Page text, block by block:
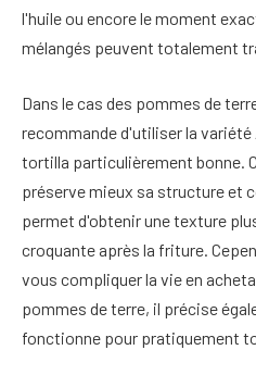
l'huile ou encore le moment
mélangés peuvent totalement
Dans le cas des pommes de
recommande d'utiliser la
tortilla particulièrement bonne.
préserve mieux sa structure et
permet d'obtenir une texture
croquante après la friture.
vous compliquer la vie en
pommes de terre, il précise
fonctionne pour pratiquement